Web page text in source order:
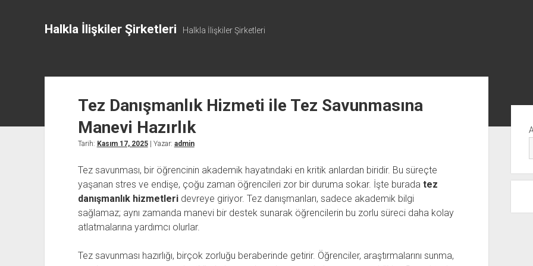
Halkla İlişkiler Şirketleri Halkla İlişkiler Şirketleri
Tez Danışmanlık Hizmeti ile Tez Savunmasına
Manevi Hazırlık
Tarih: Kasım 17, 2025| Yazar: admin
Tez savunması, bir öğrencinin akademik hayatındaki en kritik anlardan biridir. Bu süreçte
yaşanan stres ve endişe, çoğu zaman öğrencileri zor bir duruma sokar. İşte burada tez
danışmanlık hizmetleridevreye giriyor. Tez danışmanları, sadece akademik bilgi
sağlamaz; aynı zamanda manevi bir destek sunarak öğrencilerin bu zorlu süreci daha kolay
atlatmalarına yardımcı olurlar.
Tez savunması hazırlığı, birçok zorluğu beraberinde getirir. Öğrenciler, araştırmalarını sunma,